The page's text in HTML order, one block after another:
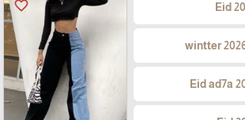
Eid
Eid ad7a
favorite_border